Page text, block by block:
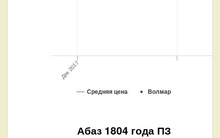
Средняя цена Волмар
Дек 2017
Абаз 1804 года ПЗ